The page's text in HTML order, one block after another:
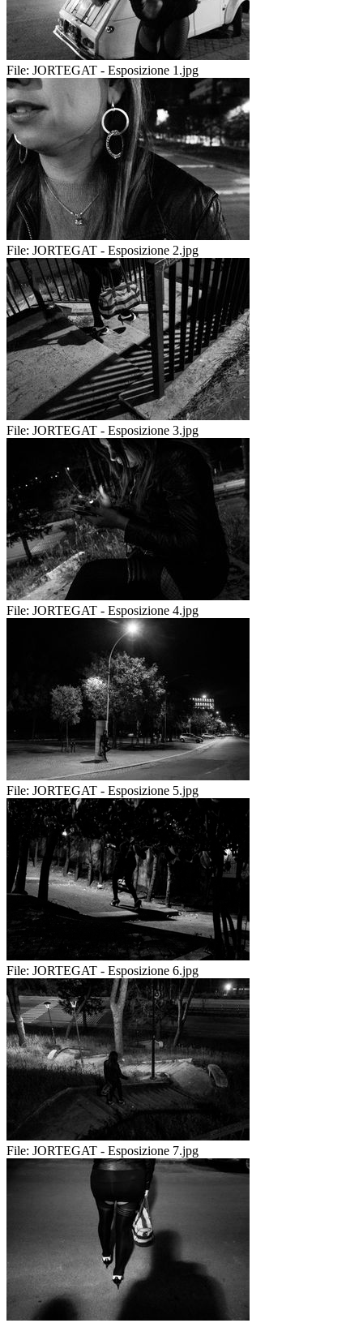
File: JORTEGAT - Esposizione 1.jpg
File: JORTEGAT - Esposizione 2.jpg
File: JORTEGAT - Esposizione 3.jpg
File: JORTEGAT - Esposizione 4.jpg
File: JORTEGAT - Esposizione 5.jpg
File: JORTEGAT - Esposizione 6.jpg
File: JORTEGAT - Esposizione 7.jpg